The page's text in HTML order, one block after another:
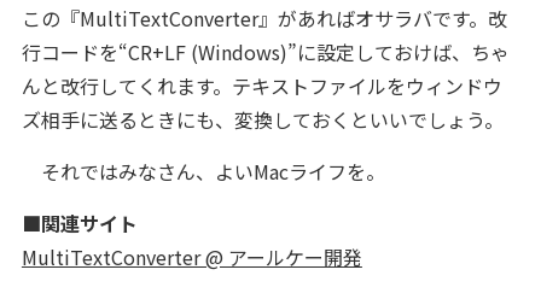
この『MultiTextConverter』があればオサラバです。改
行コードを“CR+LF (Windows)”に設定しておけば、ちゃ
んと改行してくれます。テキストファイルをウィンドウ
ズ相手に送るときにも、変換しておくといいでしょう。
それではみなさん、よいMacライフを。
■関連サイト
MultiTextConverter @ アールケー開発